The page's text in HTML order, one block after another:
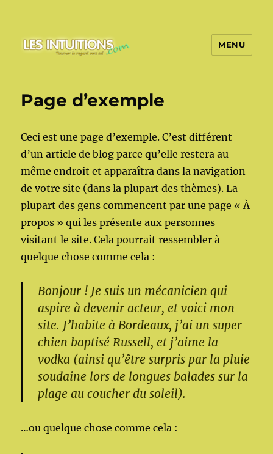
MENU
Page d’exemple
Ceci est une page d’exemple. C’est différent
d’un article de blog parce qu’elle restera au
même endroit et apparaîtra dans la navigation
de votre site (dans la plupart des thèmes). La
plupart des gens commencent par une page « À
propos » qui les présente aux personnes
visitant le site. Cela pourrait ressembler à
quelque chose comme cela :
Bonjour ! Je suis un mécanicien qui
aspire à devenir acteur, et voici mon
site. J’habite à Bordeaux, j’ai un super
chien baptisé Russell, et j’aime la
vodka (ainsi qu’être surpris par la pluie
soudaine lors de longues balades sur la
plage au coucher du soleil).
…ou quelque chose comme cela :